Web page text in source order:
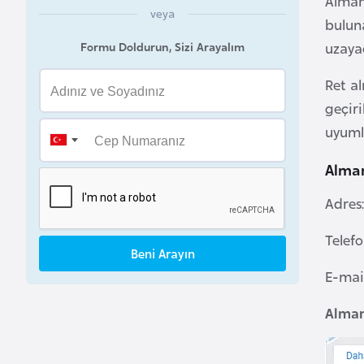
Ret
E-
veya
Formu Doldurun, Sizi Arayalım
Beni Arayın
B
a
i
s
a